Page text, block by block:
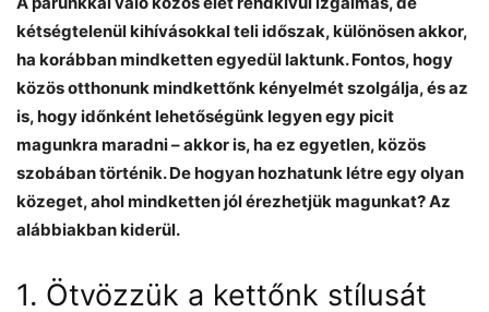
kétségtelenül kihívásokkal teli időszak, különösen akkor,
ha korábban mindketten egyedül laktunk. Fontos, hogy
közös otthonunk mindkettőnk kényelmét szolgálja, és az
is, hogy időnként lehetőségünk legyen egy picit
magunkra maradni – akkor is, ha ez egyetlen, közös
szobában történik. De hogyan hozhatunk létre egy olyan
közeget, ahol mindketten jól érezhetjük magunkat? Az
alábbiakban kiderül.
1. Ötvözzük a kettőnk stílusát